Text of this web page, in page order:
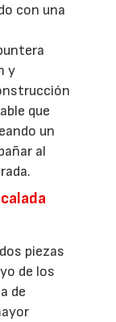
con una
y
que
un
al
piezas
de los
de